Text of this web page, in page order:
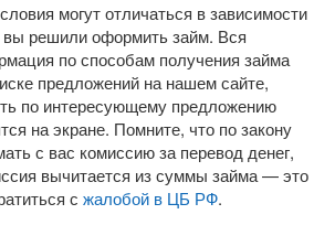
могут отличаться в зависимости
решили оформить займ. Вся
по способам получения займа
предложений на нашем сайте,
по интересующему предложению
на экране. Помните, что по закону
с вас комиссию за перевод денег,
вычитается из суммы займа — это
с жалобой в ЦБ РФ.